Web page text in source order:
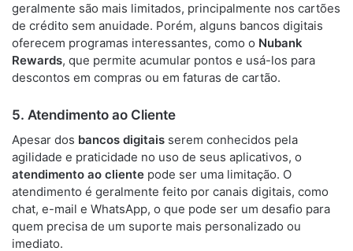
geralmente são mais limitados, principalmente nos cartões
de crédito sem anuidade. Porém, alguns bancos digitais
oferecem programas interessantes, como o Nubank
Rewards, que permite acumular pontos e usá-los para
descontos em compras ou em faturas de cartão.
5. Atendimento ao Cliente
Apesar dos bancos digitais serem conhecidos pela
agilidade e praticidade no uso de seus aplicativos, o
atendimento ao cliente pode ser uma limitação. O
atendimento é geralmente feito por canais digitais, como
chat, e-mail e WhatsApp, o que pode ser um desafio para
quem precisa de um suporte mais personalizado ou
imediato.